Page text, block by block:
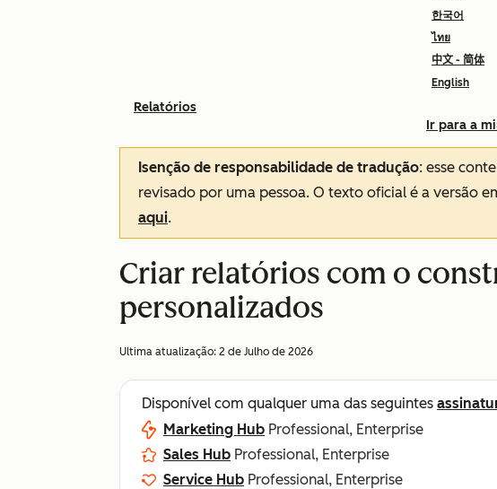
한국어
ไทย
中文 - 简体
English
Ir para a
Relatórios
Isenção de responsabilidade de tradução: esse
revisado por uma pessoa. O texto oficial é a versão
aqui.
Criar relatórios com o
personalizados
Ultima atualização: 2 de Julho de 2026
Disponível com qualquer uma das seguintes
Marketing Hub Professional, Enterprise
Sales Hub Professional, Enterprise
Service Hub Professional, Enterprise